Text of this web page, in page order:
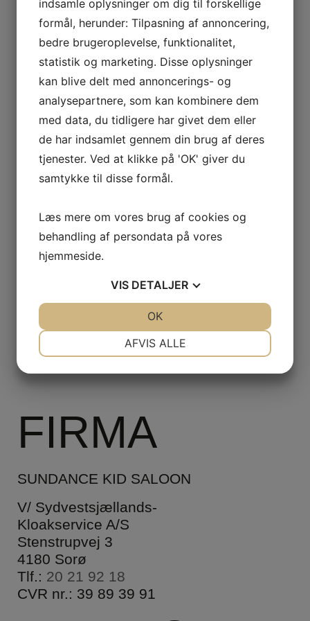
92 18
[Show thumbnails]
FIRMA
SUNDANCE KID SALOON
V/ Sydvestsjællands-
Kloakservice A/S
Stenstrupvej 3
4180 Sorø
Tlf.: 20 21 92 18
CVR nr.: 39 89 39 91
indsamle oplysninger om dig til forskellige
formål, herunder: Tilpasning af annoncering,
bedre brugeroplevelse, funktionalitet,
statistik og marketing. Disse oplysninger
kan blive delt med annoncerings- og
analysepartnere, som kan kombinere dem
med data, du tidligere har givet dem eller
de har indsamlet gennem din brug af deres
tjenester. Ved at klikke på 'OK' giver du
samtykke til disse formål.
Læs mere om vores brug af cookies og
behandling af persondata på vores
hjemmeside.
VIS DETALJER
AFVIS ALLE
OK